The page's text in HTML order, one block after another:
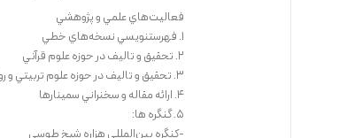
فعاليت‌هاي علمي و پژوهشي
1. فهرستنويسي نسخه‌هاي خطي
2. تحقيق و تاليف در حوزه علوم قرآني
3. تحقيق و تاليف در حوزه علوم تربيتي و روانشناسي
4. ارائه مقاله و سخنراني سمينارها
5. گنگره ها: